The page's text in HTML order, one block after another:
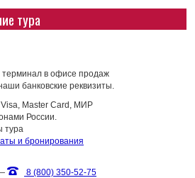
тура
терминал в офисе продаж
банковские реквизиты.
Master Card, МИР
России.
тура
и бронирования
8 (800) 350-52-75